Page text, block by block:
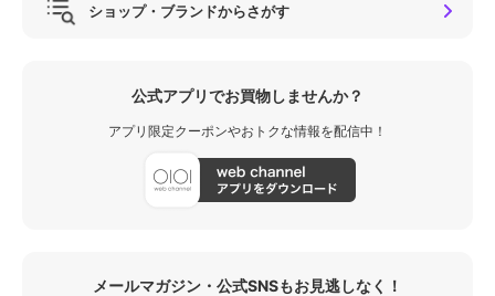
ショップ・ブランドからさがす
公式アプリでお買物しませんか？
アプリ限定クーポンやおトクな情報を配信中！
メールマガジン・公式SNSもお見逃しなく！